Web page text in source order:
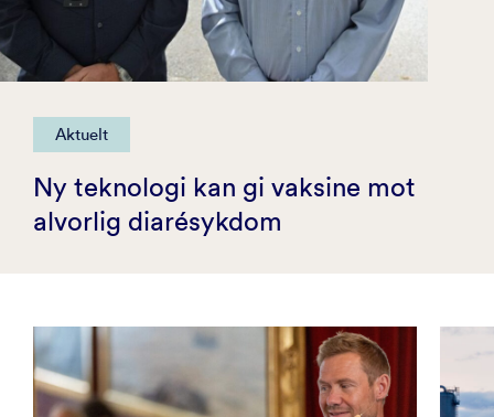
Aktuelt
Ny teknologi kan gi vaksine mot
alvorlig diarésykdom